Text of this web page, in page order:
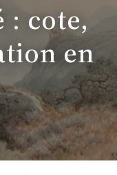
: cote,
en